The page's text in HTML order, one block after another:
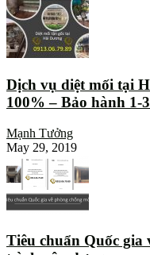
Dịch vụ diệt mối tại
100% – Bảo hành 1-
Mạnh Tưởng
May 29, 2019
Tiêu chuẩn Quốc gia